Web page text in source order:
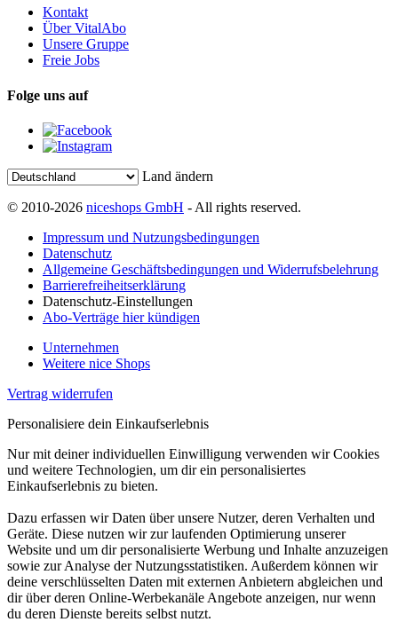
Kontakt
Über VitalAbo
Unsere Gruppe
Freie Jobs
Folge uns auf
Land ändern
© 2010-2026 niceshops GmbH - All rights reserved.
Impressum und Nutzungsbedingungen
Datenschutz
Allgemeine Geschäftsbedingungen und Widerrufsbelehrung
Barrierefreiheitserklärung
Datenschutz-Einstellungen
Abo-Verträge hier kündigen
Unternehmen
Weitere nice Shops
Vertrag widerrufen
Personalisiere dein Einkaufserlebnis
Nur mit deiner individuellen Einwilligung verwenden wir Cookies
und weitere Technologien, um dir ein personalisiertes
Einkaufserlebnis zu bieten.
Dazu erfassen wir Daten über unsere Nutzer, deren Verhalten und
Geräte. Diese nutzen wir zur laufenden Optimierung unserer
Website und um dir personalisierte Werbung und Inhalte anzuzeigen
sowie zur Analyse der Nutzungsstatistiken. Außerdem können wir
deine verschlüsselten Daten mit externen Anbietern abgleichen und
dir über deren Online-Werbekanäle Angebote anzeigen, nur wenn
du deren Dienste bereits selbst nutzt.